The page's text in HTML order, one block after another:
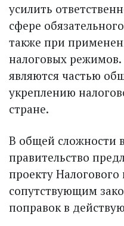
усилить
сфере
также при
налоговых
являются частью
укреплению
стране.
В общей сложности
правительство
проекту Налогового
сопутствующим
поправок в